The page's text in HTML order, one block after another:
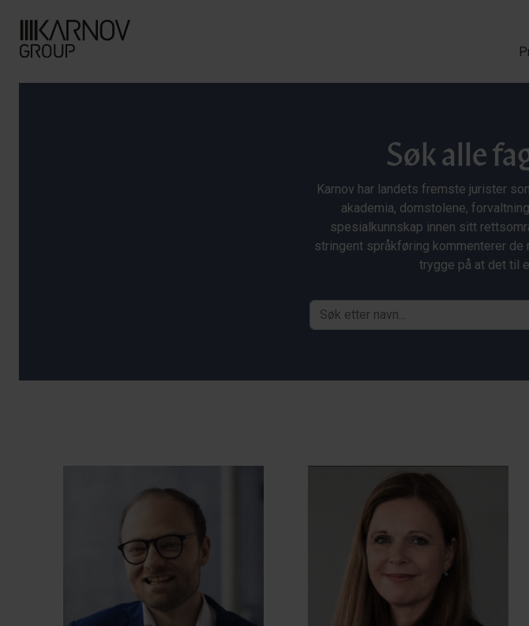
Søk alle
Karnov har landets fremste jurister
akademia, domstolene,
spesialkunnskap innen sitt
stringent språkføring kommenterer
trygge på at det til